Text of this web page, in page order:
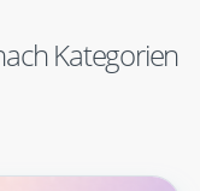
Kategorien